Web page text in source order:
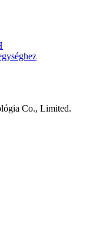
Co., Limited.